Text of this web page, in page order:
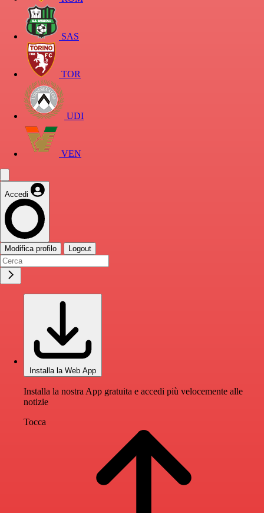
SAS
TOR
UDI
VEN
Accedi
Modifica profilo Logout
Installa la Web App
Installa la nostra App gratuita e accedi più velocemente alle
notizie
Tocca